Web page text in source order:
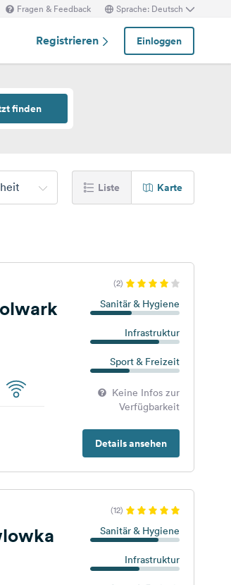
Fragen & Feedback Sprache: Deutsch
Registrieren Einloggen
finden
Liste Karte
(2)
Sanitär & Hygiene
Infrastruktur
Sport & Freizeit
Keine Infos zur
Verfügbarkeit
Details ansehen
(12)
Sanitär & Hygiene
Infrastruktur